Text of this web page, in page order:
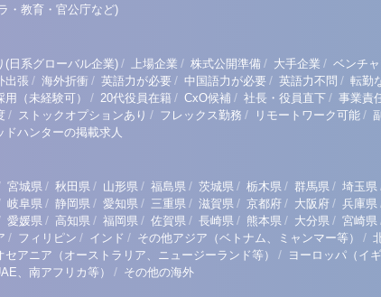
・教育・官公庁など)
(日系グローバル企業) / 上場企業 / 株式公開準備 / 大手企業 / ベンチ
出張 / 海外折衝 / 英語力が必要 / 中国語力が必要 / 英語力不問 / 転勤
（未経験可） / 20代役員在籍 / CxO候補 / 社長・役員直下 / 事業責
/ ストックオプションあり / フレックス勤務 / リモートワーク可能 /
ドハンターの掲載求人
宮城県 / 秋田県 / 山形県 / 福島県 / 茨城県 / 栃木県 / 群馬県 / 埼玉県
岐阜県 / 静岡県 / 愛知県 / 三重県 / 滋賀県 / 京都府 / 大阪府 / 兵庫県
愛媛県 / 高知県 / 福岡県 / 佐賀県 / 長崎県 / 熊本県 / 大分県 / 宮崎県
/ フィリピン / インド / その他アジア（ベトナム、ミャンマー等） /
セアニア（オーストラリア、ニュージーランド等） / ヨーロッパ（イ
、南アフリカ等）
/ その他の海外